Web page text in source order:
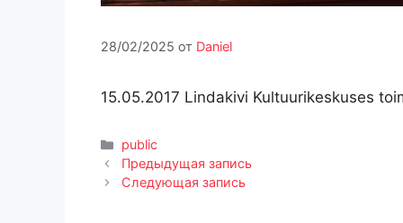
28/02/2025 от Daniel
15.05.2017 Lindakivi Kultuurikeskuses
Рубрики
public
Предыдущая запись
Следующая запись